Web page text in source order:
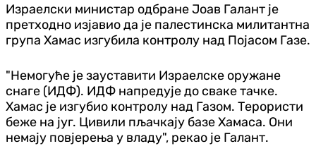
Израелски министар одбране Јоав Галант је
претходно изјавио да је палестинска милитантна
група Хамас изгубила контролу над Појасом Газе.
"Немогуће је зауставити Израелске оружане
снаге (ИДФ). ИДФ напредује до сваке тачке.
Хамас је изгубио контролу над Газом. Терористи
беже на југ. Цивили пљачкају базе Хамаса. Они
немају повjерења у владу", рекао је Галант.